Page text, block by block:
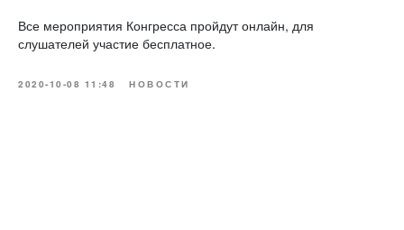
Все мероприятия Конгресса пройдут онлайн, для
слушателей участие бесплатное.
2020-10-08 11:48 НОВОСТИ